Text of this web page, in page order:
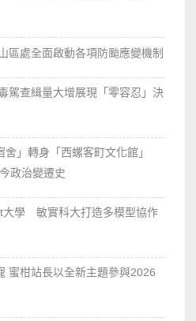
區處全面啟動各項防颱應變機制
駕查緝量大增展現「零容忍」決
」轉身「西螺客町文化館」
政治變遷史
大學 敏實科大打造多模型協作
蜜柑站長以全新主題參與2026